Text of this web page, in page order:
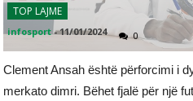
TOP LAJME
infosport -11/01/2024 0
Clement Ansah është përforcimi i
merkato dimri. Bëhet fjalë për një